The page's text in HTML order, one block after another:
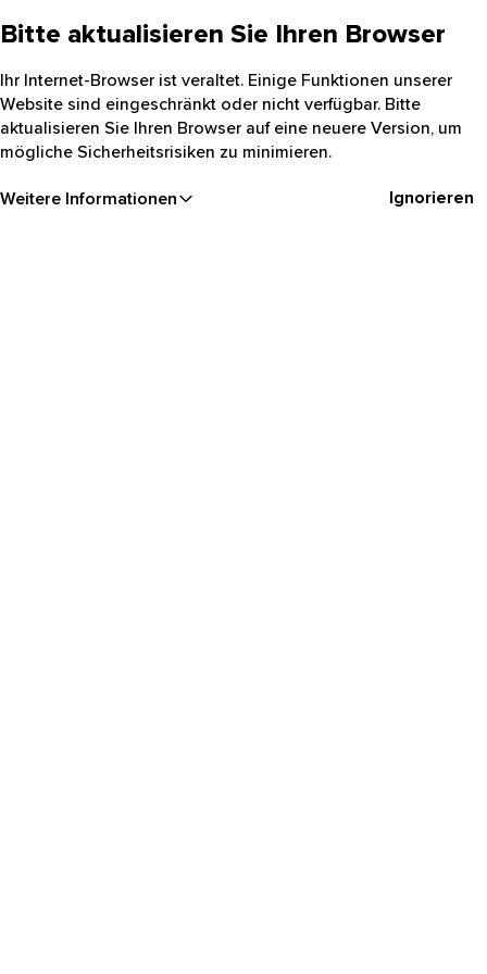
Bitte aktualisieren Sie Ihren Browser
Ihr Internet-Browser ist veraltet. Einige Funktionen unserer
Website sind eingeschränkt oder nicht verfügbar. Bitte
aktualisieren Sie Ihren Browser auf eine neuere Version, um
mögliche Sicherheitsrisiken zu minimieren.
Weitere Informationen Ignorieren